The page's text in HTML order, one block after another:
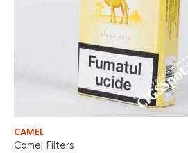
CAMEL
Camel Filters